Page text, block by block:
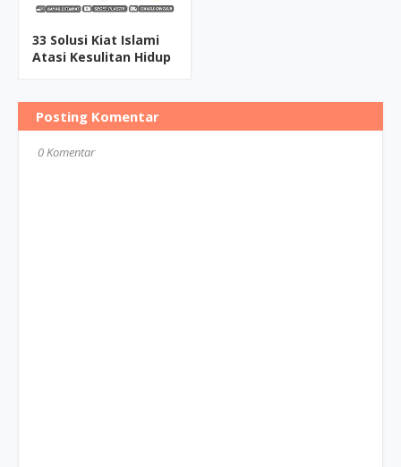
33 Solusi Kiat Islami
Atasi Kesulitan Hidup
Posting Komentar
0 Komentar